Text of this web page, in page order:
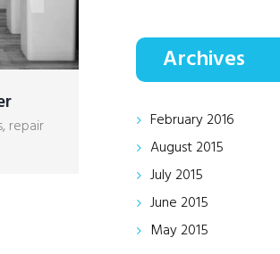
,repair
Archives
February2016
August2015
July2015
June2015
May2015